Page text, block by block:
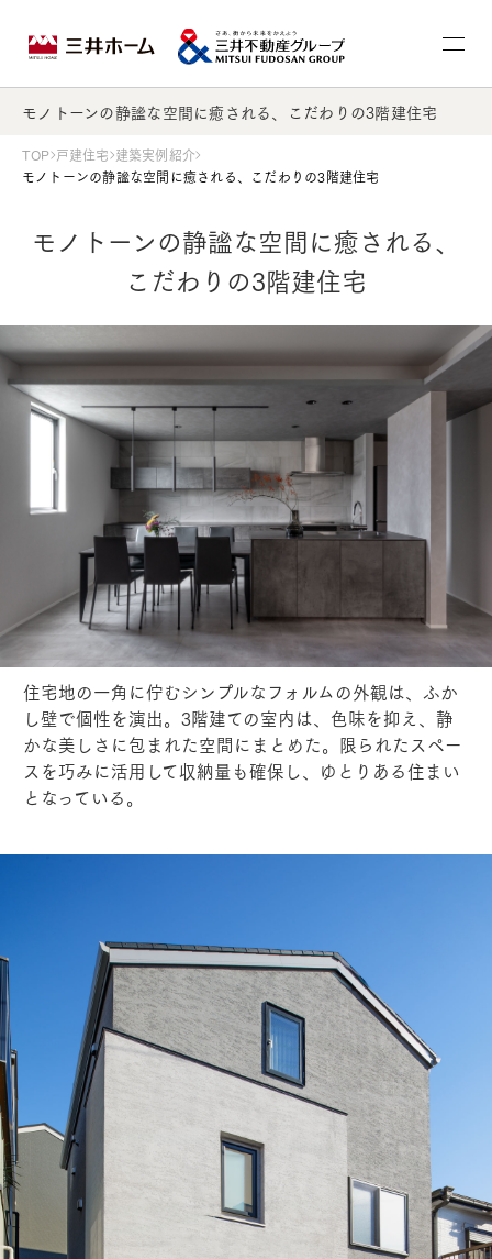
モノトーンの静謐な空間に癒される、こだわりの3階建住宅
TOP 戸建住宅 建築実例紹介
モノトーンの静謐な空間に癒される、こだわりの3階建住宅
モノトーンの静謐な空間に癒される、
こだわりの3階建住宅
住宅地の一角に佇むシンプルなフォルムの外観は、ふか
し壁で個性を演出。3階建ての室内は、色味を抑え、静
かな美しさに包まれた空間にまとめた。限られたスペー
スを巧みに活用して収納量も確保し、ゆとりある住まい
となっている。